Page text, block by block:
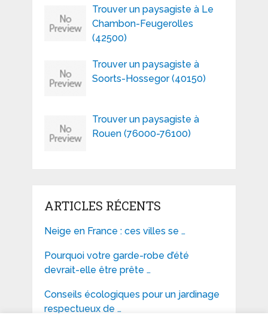
Trouver un paysagiste à Le
Chambon-Feugerolles
(42500)
Trouver un paysagiste à
Soorts-Hossegor (40150)
Trouver un paysagiste à
Rouen (76000-76100)
ARTICLES RÉCENTS
Neige en France : ces villes se …
Pourquoi votre garde-robe d’été
devrait-elle être prête …
Conseils écologiques pour un jardinage
respectueux de …